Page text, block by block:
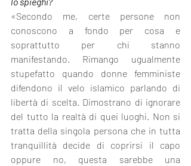
«Secondo me, certe persone non
conoscono a fondo per cosa e
soprattutto per chi stanno
manifestando. Rimango ugualmente
stupefatto quando donne femministe
difendono il velo islamico parlando di
libertà di scelta. Dimostrano di ignorare
del tutto la realtà di quei luoghi. Non si
tratta della singola persona che in tutta
tranquillità decide di coprirsi il capo
oppure no, questa sarebbe una